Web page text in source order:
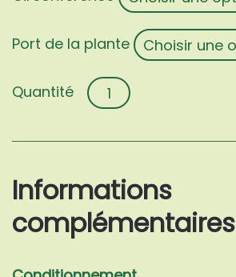
Port de la plante
quantité
de
Informations
complémentaires